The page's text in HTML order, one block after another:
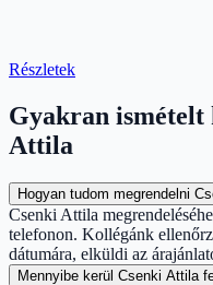
Részletek
Gyakran
Attila
Hogyan tudom megrendelni
Csenki Attila
telefonon. Kollégánk
dátumára, elküldi az
Mennyibe kerül Csenki Attila